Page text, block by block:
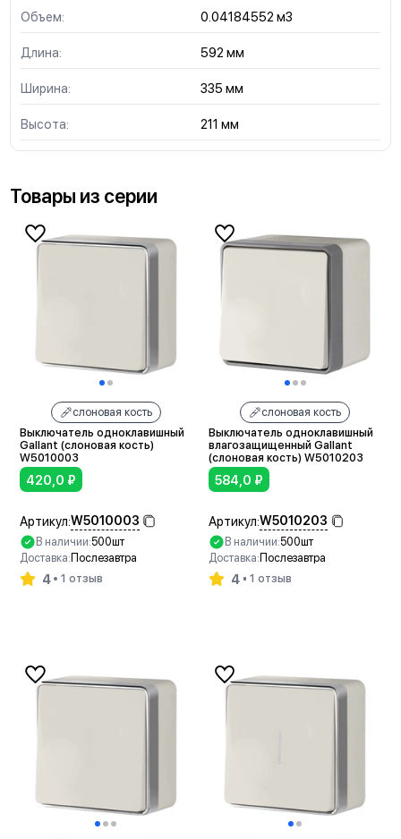
Объем: 0.04184552 м3
Длина: 592 мм
Ширина: 335 мм
Высота: 211 мм
Товары из серии
слоновая кость
Выключатель одноклавишный
Gallant (слоновая кость)
W5010003
420,0 ₽
Артикул:W5010003
В наличии:500шт
Доставка: Послезавтра
4 1 отзыв
слоновая кость
Выключатель одноклавишный
влагозащищенный Gallant
(слоновая кость) W5010203
584,0 ₽
Артикул:W5010203
В наличии:500шт
Доставка: Послезавтра
4 1 отзыв